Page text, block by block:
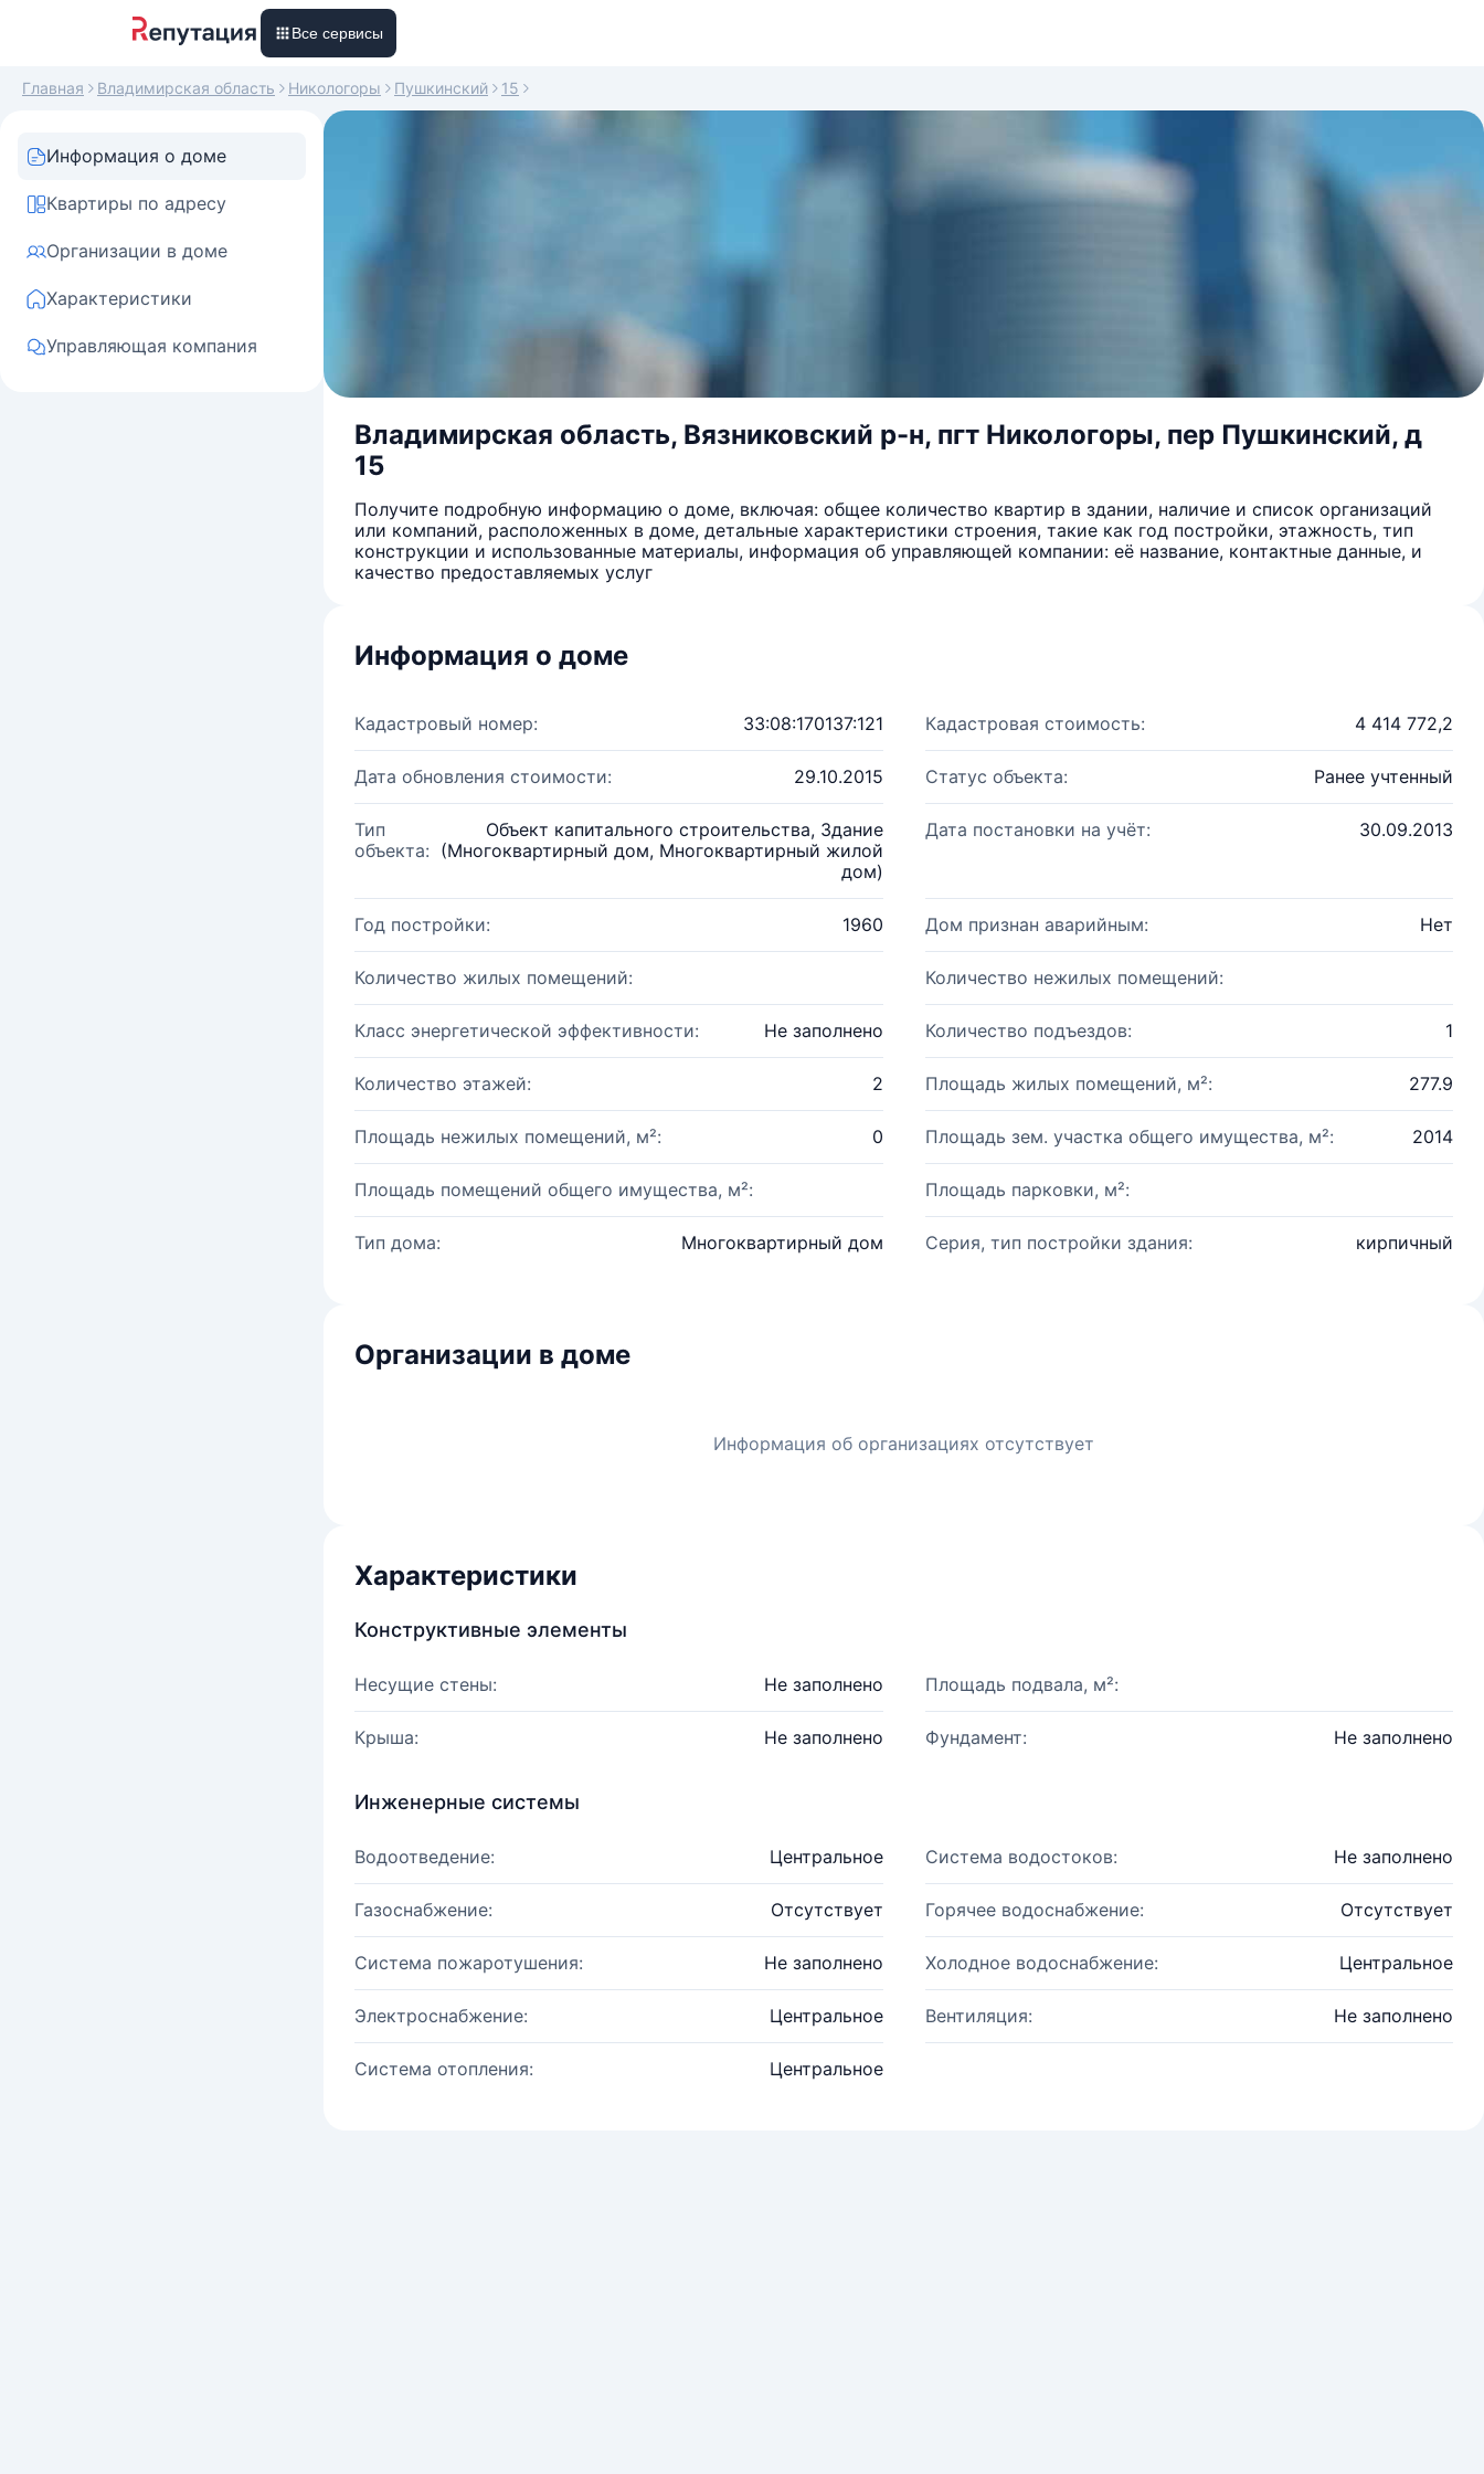
Все сервисы
Главная Владимирская область Никологоры Пушкинский 15
Информация о доме
Квартиры по адресу
Организации в доме
Характеристики
Управляющая компания
Владимирская область, Вязниковский р-н, пгт Никологоры, пер Пушкинский, д
15
Получите подробную информацию о доме, включая: общее количество квартир в здании, наличие и список организаций
или компаний, расположенных в доме, детальные характеристики строения, такие как год постройки, этажность, тип
конструкции и использованные материалы, информация об управляющей компании: её название, контактные данные, и
качество предоставляемых услуг
Информация о доме
Кадастровый номер: 33:08:170137:121 Кадастровая стоимость: 4 414 772,2
Дата обновления стоимости: 29.10.2015 Статус объекта: Ранее учтенный
Тип
объекта:
Объект капитального строительства, Здание
(Многоквартирный дом, Многоквартирный жилой
дом)
Дата постановки на учёт: 30.09.2013
Год постройки: 1960 Дом признан аварийным: Нет
Количество жилых помещений: Количество нежилых помещений:
Класс энергетической эффективности: Не заполнено Количество подъездов: 1
Количество этажей: 2 Площадь жилых помещений, м²: 277.9
Площадь нежилых помещений, м²: 0 Площадь зем. участка общего имущества, м²: 2014
Площадь помещений общего имущества, м²: Площадь парковки, м²:
Тип дома: Многоквартирный дом Серия, тип постройки здания: кирпичный
Организации в доме
Информация об организациях отсутствует
Характеристики
Конструктивные элементы
Несущие стены: Не заполнено Площадь подвала, м²:
Крыша: Не заполнено Фундамент: Не заполнено
Инженерные системы
Водоотведение: Центральное Система водостоков: Не заполнено
Газоснабжение: Отсутствует Горячее водоснабжение: Отсутствует
Система пожаротушения: Не заполнено Холодное водоснабжение: Центральное
Электроснабжение: Центральное Вентиляция: Не заполнено
Система отопления: Центральное